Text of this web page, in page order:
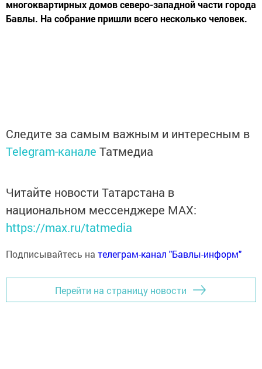
многоквартирных домов северо-западной части города
Бавлы. На собрание пришли всего несколько человек.
Следите за самым важным и интересным в
Telegram-канале Татмедиа
Читайте новости Татарстана в
национальном мессенджере MАХ:
https://max.ru/tatmedia
Подписывайтесь на телеграм-канал "Бавлы-информ"
Перейти на страницу новости